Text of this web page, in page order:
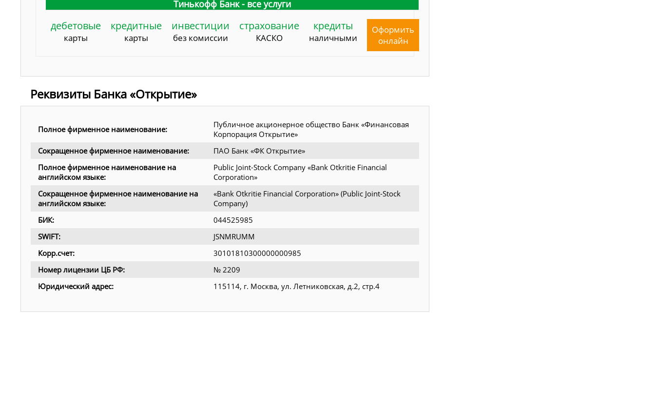
Тинькофф Банк - все услуги
дебетовые
карты
кредитные
карты
инвестиции
без комиссии
страхование
КАСКО
кредиты
наличными
Оформить
онлайн
Реквизиты Банка «Открытие»
Полное фирменное наименование:
Публичное акционерное общество Банк «Финансовая
Корпорация Открытие»
Сокращенное фирменное наименование:
ПАО Банк «ФК Открытие»
Полное фирменное наименование на
английском языке:
Public Joint-Stock Company «Bank Otkritie Financial
Corporation»
Сокращенное фирменное наименование на
английском языке:
«Bank Otkritie Financial Corporation» (Public Joint-Stock
Company)
БИК:
044525985
SWIFT:
JSNMRUMM
Корр.счет:
30101810300000000985
Номер лицензии ЦБ РФ:
№ 2209
Юридический адрес:
115114, г. Москва, ул. Летниковская, д.2, стр.4